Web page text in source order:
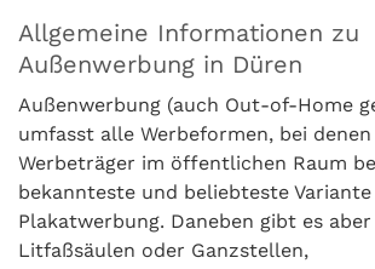
Allgemeine Informationen zu
Außenwerbung in Düren
Außenwerbung (auch Out-of-Home
umfasst alle Werbeformen, bei
Werbeträger im öffentlichen Raum
bekannteste und beliebteste
Plakatwerbung. Daneben gibt es
Litfaßsäulen oder Ganzstellen,